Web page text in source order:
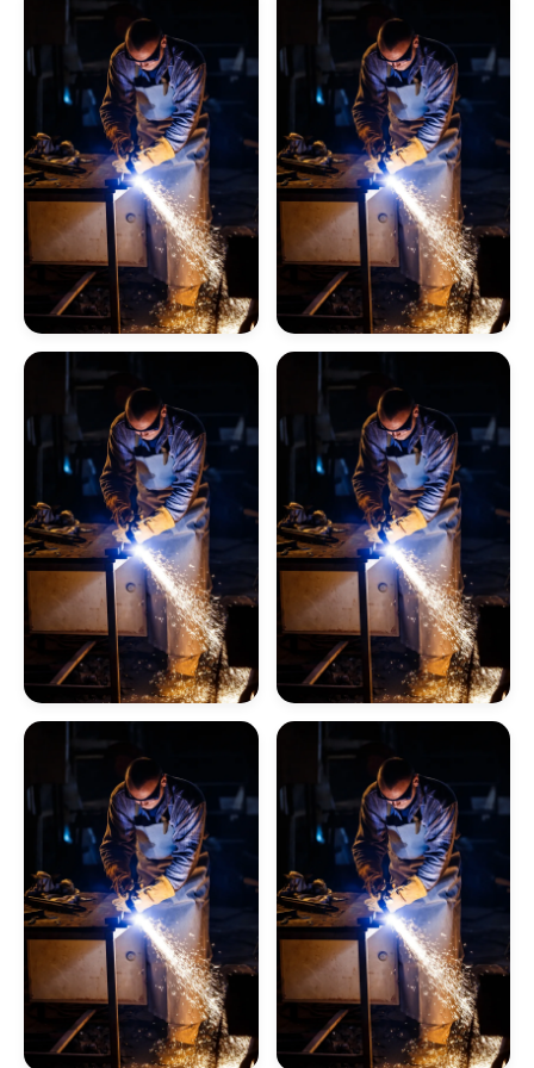
Caldeira A Óleo
Lavadores De Gases Para Caldeiras
Manutenção De Caldeiras A Gás Sp
Caldeira De Fluido Térmico
Limpeza Química De Caldeiras
Manutenção De Caldeiras A Gasóleo Sp
Caldeiraria
Manutenção De Caldeiras E Aquecedores Sp
Caldeiraria De Manutenção Industrial
Serviço De Manutenção De Caldeiras
Industrial
Caldeirarias Em Sp
Inspeção E Manutenção De Caldeiras
Manutenção De Caldeiras Preço
Caldeira A Lenha
Inspeção De Caldeira A Lenha Industrial
Serviço De Manutenção De Caldeiras Sp
Caldeiras
Caldeiras
De Caldeiras
De Caldeiras A Vapor
Caldeira
Inspeção De
Caldeiras